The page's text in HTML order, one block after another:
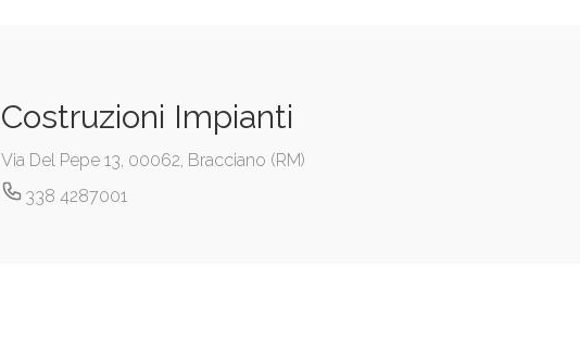
Costruzioni Impianti
Via Del Pepe 13, 00062, Bracciano (RM)
338 4287001